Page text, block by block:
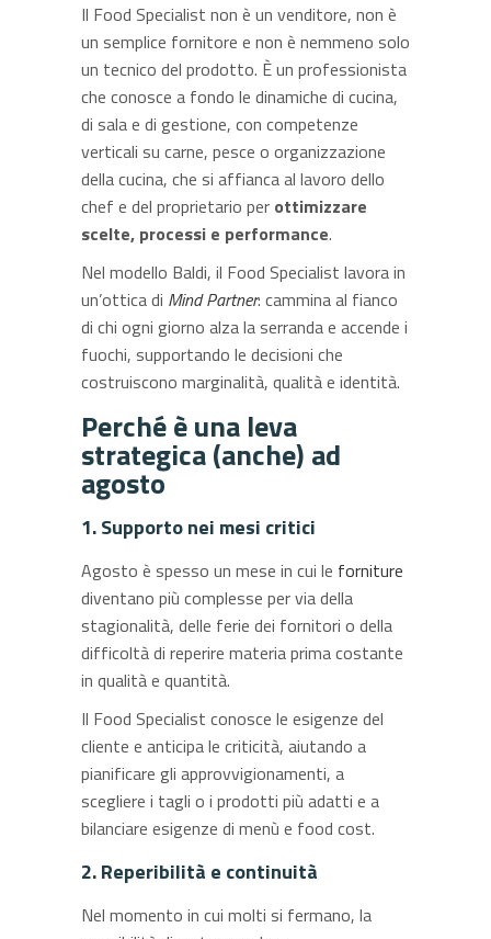
Il Food Specialist non è un venditore, non è
un semplice fornitore e non è nemmeno solo
un tecnico del prodotto. È un professionista
che conosce a fondo le dinamiche di cucina,
di sala e di gestione, con competenze
verticali su carne, pesce o organizzazione
della cucina, che si affianca al lavoro dello
chef e del proprietario per ottimizzare
scelte, processi e performance.
Nel modello Baldi, il Food Specialist lavora in
un’ottica di Mind Partner: cammina al fianco
di chi ogni giorno alza la serranda e accende i
fuochi, supportando le decisioni che
costruiscono marginalità, qualità e identità.
Perché è una leva
strategica (anche) ad
agosto
1. Supporto nei mesi critici
Agosto è spesso un mese in cui le forniture
diventano più complesse per via della
stagionalità, delle ferie dei fornitori o della
difficoltà di reperire materia prima costante
in qualità e quantità.
Il Food Specialist conosce le esigenze del
cliente e anticipa le criticità, aiutando a
pianificare gli approvvigionamenti, a
scegliere i tagli o i prodotti più adatti e a
bilanciare esigenze di menù e food cost.
2. Reperibilità e continuità
Nel momento in cui molti si fermano, la